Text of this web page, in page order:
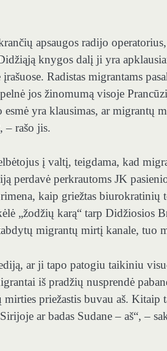
apsaugos radijo
knygos dalį ji yra
Radistas migrantams
jos žinomumą visoje
yra klausimas, ar migrantų
– rašo jis.
į valtį, teigdama, kad
perdavė perkrautoms JK
kaip griežtas biurokratinių
„žodžių karą“ tarp Didžiosios
migrantų mirtį kanale, tuo
ar ji tapo patogiu taikiniu
iš pradžių nusprendė
priežastis buvau aš. Kitaip
ar badas Sudane – aš“, –